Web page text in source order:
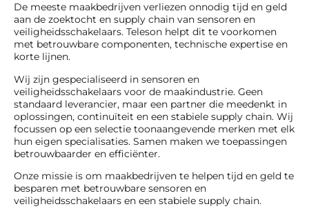
De meeste maakbedrijven verliezen onnodig tijd en geld
aan de zoektocht en supply chain van sensoren en
veiligheidsschakelaars. Teleson helpt dit te voorkomen
met betrouwbare componenten, technische expertise en
korte lijnen.
Wij zijn gespecialiseerd in sensoren en
veiligheidsschakelaars voor de maakindustrie. Geen
standaard leverancier, maar een partner die meedenkt in
oplossingen, continuïteit en een stabiele supply chain. Wij
focussen op een selectie toonaangevende merken met elk
hun eigen specialisaties. Samen maken we toepassingen
betrouwbaarder en efficiënter.
Onze missie is om maakbedrijven te helpen tijd en geld te
besparen met betrouwbare sensoren en
veiligheidsschakelaars en een stabiele supply chain.